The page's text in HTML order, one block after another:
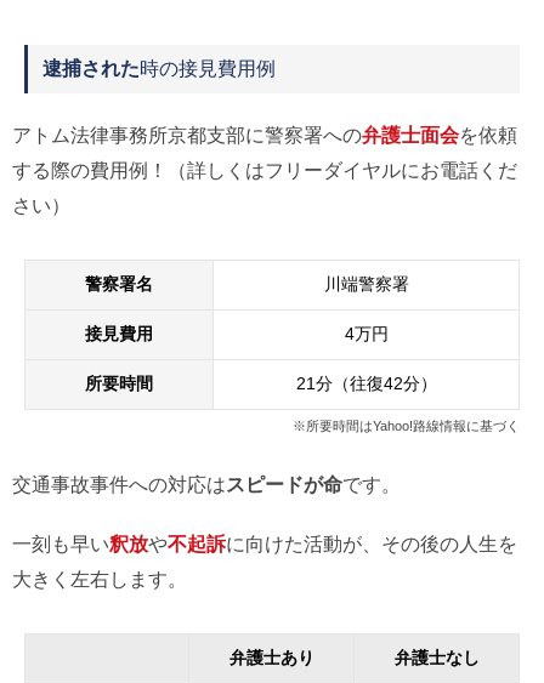
逮捕された時の接見費用例
アトム法律事務所京都支部に警察署への弁護士面会を依頼
する際の費用例！（詳しくはフリーダイヤルにお電話くだ
さい）
警察署名 川端警察署
接見費用 4万円
所要時間 21分（往復42分）
※所要時間はYahoo!路線情報に基づく
交通事故事件への対応はスピードが命です。
一刻も早い釈放や不起訴に向けた活動が、その後の人生を
大きく左右します。
弁護士あり 弁護士なし